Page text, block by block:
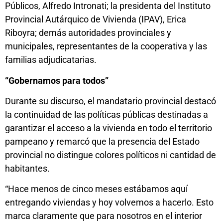
Públicos, Alfredo Intronati; la presidenta del Instituto
Provincial Autárquico de Vivienda (IPAV), Erica
Riboyra; demás autoridades provinciales y
municipales, representantes de la cooperativa y las
familias adjudicatarias.
“Gobernamos para todos”
Durante su discurso, el mandatario provincial destacó
la continuidad de las políticas públicas destinadas a
garantizar el acceso a la vivienda en todo el territorio
pampeano y remarcó que la presencia del Estado
provincial no distingue colores políticos ni cantidad de
habitantes.
“Hace menos de cinco meses estábamos aquí
entregando viviendas y hoy volvemos a hacerlo. Esto
marca claramente que para nosotros en el interior